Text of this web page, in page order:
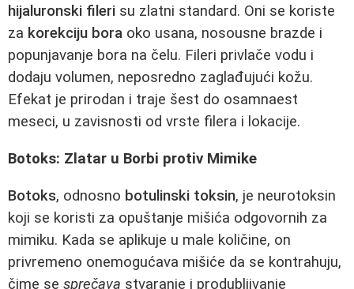
hijaluronski fileri su zlatni standard. Oni se koriste
za korekciju bora oko usana, nosousne brazde i
popunjavanje bora na čelu. Fileri privlače vodu i
dodaju volumen, neposredno zaglađujući kožu.
Efekat je prirodan i traje šest do osamnaest
meseci, u zavisnosti od vrste filera i lokacije.
Botoks: Zlatar u Borbi protiv Mimike
Botoks, odnosno botulinski toksin, je neurotoksin
koji se koristi za opuštanje mišića odgovornih za
mimiku. Kada se aplikuje u male količine, on
privremeno onemogućava mišiće da se kontrahuju,
čime se sprečava stvaranje i produbljivanje